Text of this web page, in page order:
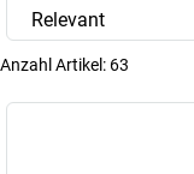
Relevant
Anzahl Artikel: 63